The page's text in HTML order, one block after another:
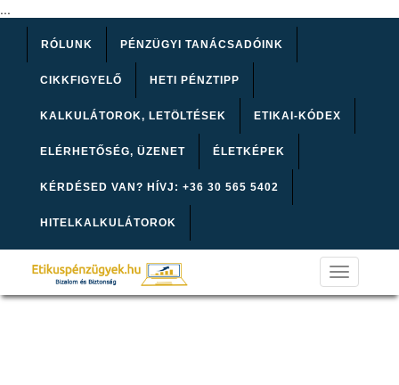
...
RÓLUNK PÉNZÜGYI TANÁCSADÓINK
CIKKFIGYELŐ HETI PÉNZTIPP
KALKULÁTOROK, LETÖLTÉSEK ETIKAI-KÓDEX
ELÉRHETŐSÉG, ÜZENET ÉLETKÉPEK
KÉRDÉSED VAN? HÍVJ: +36 30 565 5402
HITELKALKULÁTOROK
Toggle
navigation